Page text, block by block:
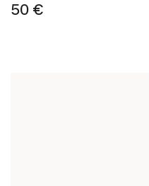
50 €